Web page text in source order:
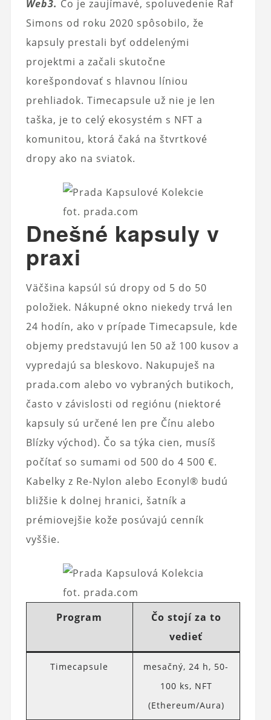
Web3. Čo je zaujímavé, spoluvedenie Raf
Simons od roku 2020 spôsobilo, že
kapsuly prestali byť oddelenými
projektmi a začali skutočne
korešpondovať s hlavnou líniou
prehliadok. Timecapsule už nie je len
taška, je to celý ekosystém s NFT a
komunitou, ktorá čaká na štvrtkové
dropy ako na sviatok.
fot. prada.com
Dnešné kapsuly v
praxi
Väčšina kapsúl sú dropy od 5 do 50
položiek. Nákupné okno niekedy trvá len
24 hodín, ako v prípade Timecapsule, kde
objemy predstavujú len 50 až 100 kusov a
vypredajú sa bleskovo. Nakupuješ na
prada.com alebo vo vybraných butikoch,
často v závislosti od regiónu (niektoré
kapsuly sú určené len pre Čínu alebo
Blízky východ). Čo sa týka cien, musíš
počítať so sumami od 500 do 4 500 €.
Kabelky z Re-Nylon alebo Econyl® budú
bližšie k dolnej hranici, šatník a
prémiovejšie kože posúvajú cenník
vyššie.
fot. prada.com
Program
Čo stojí za to
vedieť
Timecapsule
mesačný, 24 h, 50-
100 ks, NFT
(Ethereum/Aura)